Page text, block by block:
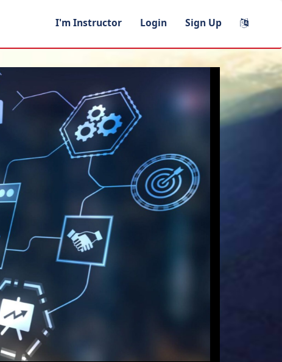
I'm Instructor Login Sign Up